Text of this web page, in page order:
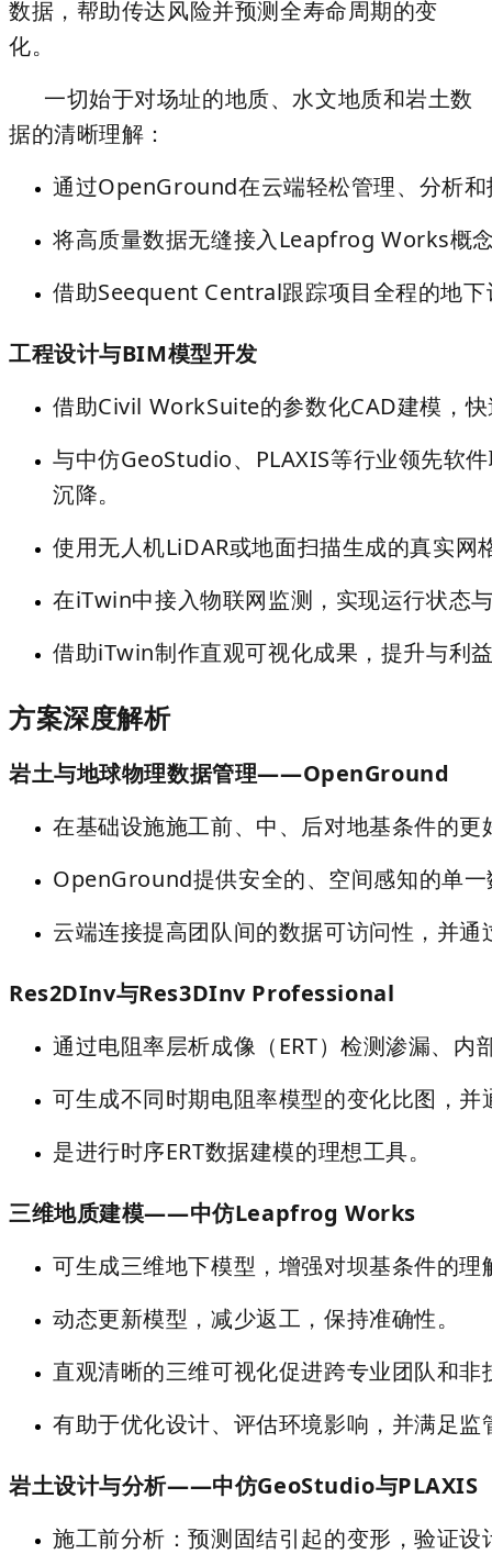
数据，帮助传达风险并预测全寿命周期的变
化。
一切始于对场址的地质、水文地质和岩土数
据的清晰理解：
通过OpenGround在云端轻松管理、分析
将高质量数据无缝接入 Leapfrog Works概
借助Seequent Central跟踪项目全程的地
工程设计与BIM模型开发
借助Civil WorkSuite的参数化CAD建模，
与中仿GeoStudio、PLAXIS等行业领先软
沉降。
使用无人机LiDAR或地面扫描生成的真实网
在iTwin中接入物联网监测，实现运行状态
借助iTwin制作直观可视化成果，提升与利
方案深度解析
岩土与地球物理数据管理——OpenGround
在基础设施施工前、中、后对地基条件的
OpenGround提供安全的、空间感知的单
云端连接提高团队间的数据可访问性，并
Res2DInv与Res3DInv Professional
通过电阻率层析成像（ERT）检测渗漏、内
可生成不同时期电阻率模型的变化比图，
是进行时序ERT数据建模的理想工具。
三维地质建模——中仿Leapfrog Works
可生成三维地下模型，增强对坝基条件的理
动态更新模型，减少返工，保持准确性。
直观清晰的三维可视化促进跨专业团队和非
有助于优化设计、评估环境影响，并满足监
岩土设计与分析——中仿GeoStudio与PLAXIS
施工前分析：预测固结引起的变形，验证设